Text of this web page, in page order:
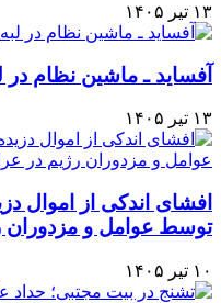
۱۳ تیر ۱۴۰۵
آفساید ـ ماشین نظام در
۱۳ تیر ۱۴۰۵
افشای اندکی از اموال
توسط عوامل و مزدوران
۱۰ تیر ۱۴۰۵